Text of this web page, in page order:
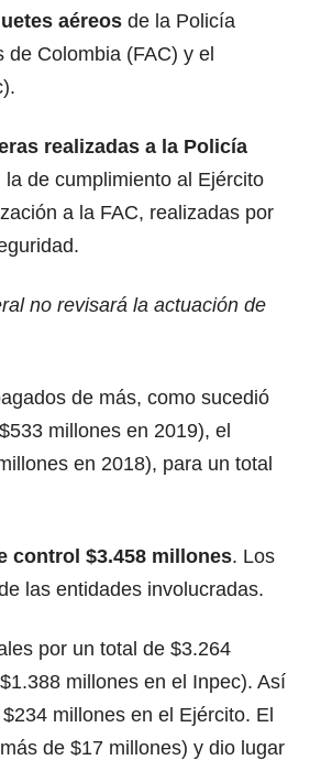
aéreos de la Policía
de Colombia (FAC) y el
realizadas a la Policía
la de cumplimiento al Ejército
a la FAC, realizadas por
no revisará la actuación de
de más, como sucedió
millones en 2019), el
en 2018), para un total
control $3.458 millones. Los
las entidades involucradas.
por un total de $3.264
millones en el Inpec). Así
millones en el Ejército. El
de $17 millones) y dio lugar